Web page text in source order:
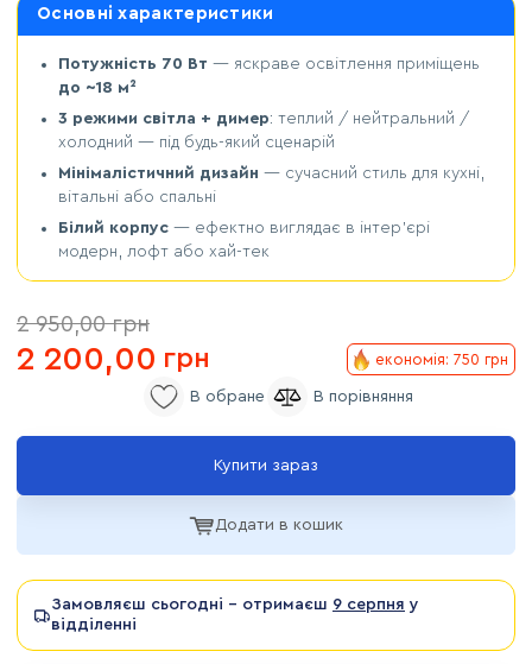
Основні характеристики
Потужність 70 Вт — яскраве освітлення приміщень
до ~18 м²
3 режими світла + димер: теплий / нейтральний /
холодний — під будь-який сценарій
Мінімалістичний дизайн — сучасний стиль для кухні,
вітальні або спальні
Білий корпус — ефектно виглядає в інтер’єрі
модерн, лофт або хай-тек
2 950,00 грн
2 200,00 грн економія: 750 грн
Додати в кошик
Замовляєш сьогодні - отримаєш 9 серпня у
відділенні
Купити зараз